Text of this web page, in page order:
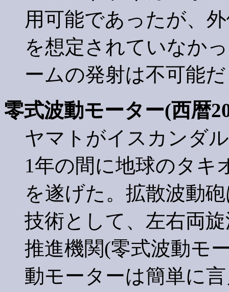
用可能であったが、
を想定されていなか
ームの発射は不可能
零式波動モーター(西暦
ヤマトがイスカンダ
1年の間に地球のタキ
を遂げた。拡散波動
技術として、左右両
推進機関(零式波動モ
動モーターは簡単に